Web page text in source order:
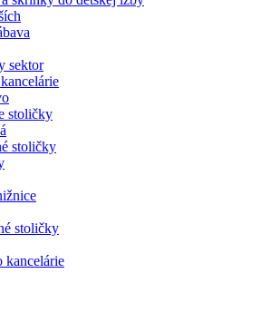
sektor
stoličky
stoličky
stoličky
kancelárie